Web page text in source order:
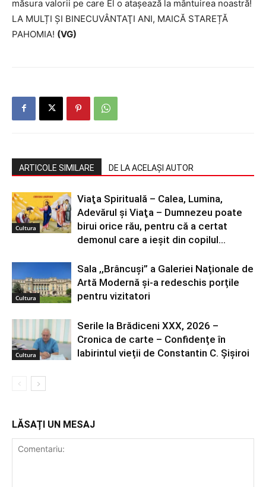
măsura valorii pe care El o atașează la mântuirea noastră!
LA MULȚI ŞI BINECUVÂNTAŢI ANI, MAICĂ STAREȚĂ
PAHOMIA! (VG)
ARTICOLE SIMILARE DE LA ACELAȘI AUTOR
Cultura
Viaţa Spirituală – Calea, Lumina,
Adevărul şi Viaţa – Dumnezeu poate
birui orice rău, pentru că a certat
demonul care a ieșit din copilul...
Cultura
Sala ,,Brâncuși” a Galeriei Naționale de
Artă Modernă și-a redeschis porțile
pentru vizitatori
Cultura
Serile la Brădiceni XXX, 2026 –
Cronica de carte – Confidențe în
labirintul vieții de Constantin C. Șișiroi
LĂSAȚI UN MESAJ